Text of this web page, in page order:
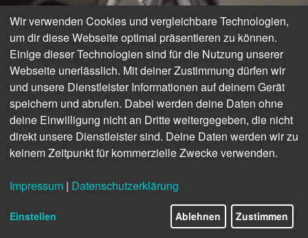
Wir verwenden Cookies und vergleichbare Technologien,
um dir diese Webseite optimal präsentieren zu können.
Einige dieser Technologien sind für die Nutzung unserer
Webseite unerlässlich. Mit deiner Zustimmung dürfen wir
und unsere Dienstleister Informationen auf deinem Gerät
speichern und abrufen. Dabei werden deine Daten ohne
deine Einwilligung nicht an Dritte weitergegeben, die nicht
direkt unsere Dienstleister sind. Deine Daten werden wir zu
keinem Zeitpunkt für kommerzielle Zwecke verwenden.
Impressum | Datenschutzerklärung
Einstellen Ablehnen Zustimmen